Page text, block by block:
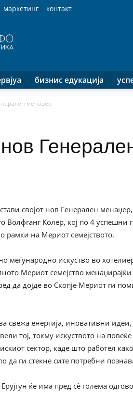
маркетинг
контакт
бизнис едукација
менаџер
својот нов Генерален менаџер,
Волфганг Колер, кој по 4
рамки на Мериот семејството.
меѓународно искуство во
Мериот семејство
да дојде во Скопје Мериот ги
свежа енергија, иновативни
тој, токму искуството на
сектор, каде што работел
ги стекне сите потребни
ќе има пред сѐ голема